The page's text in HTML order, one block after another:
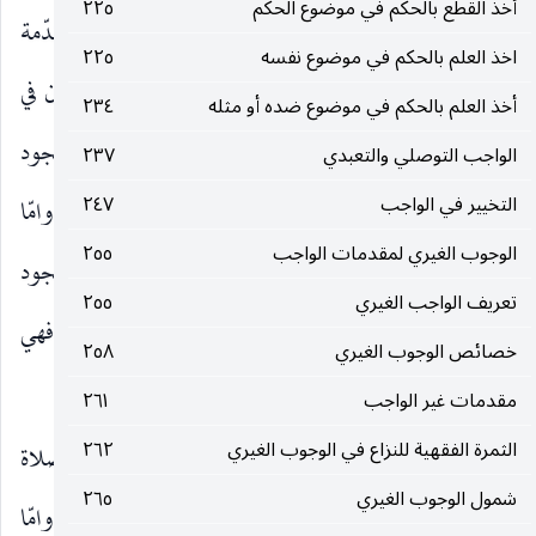
أخذ القطع بالحكم في موضوع الحكم
٢٢٥
اخذ العلم بالحكم في موضوع نفسه
٢٢٥
أخذ العلم بالحكم في موضوع ضده أو مثله
٢٣٤
الواجب التوصلي والتعبدي
٢٣٧
التخيير في الواجب
٢٤٧
الوجوب الغيري لمقدمات الواجب
٢٥٥
تعريف الواجب الغيري
٢٥٥
خصائص الوجوب الغيري
٢٥٨
مقدمات غير الواجب
٢٦١
الثمرة الفقهية للنزاع في الوجوب الغيري
٢٦٢
شمول الوجوب الغيري
٢٦٥
بغسل بعض الاعضاء ومسح اخرى وهو يحصل حتى بالمقدّمة
المحرّمة ، وامّا الاوضاع الخاصّة للصلاة فهي تغاير الكون في
الارض او الثوب المغصوبين حقيقة وماهية ، فحقيقة السجود
مثلا هي وضع المساجد السبعة على الارض وقد حصل ، وامّا
كون الارض أو الثوب مغصوبا فخارج عن حقيقة السجود
وماهيّته بالكلية .. وامّا حركات المصلي من وضع الى آخر فهي
مقدّمات للاوضاع المطلوبة وليست اجزاء من الصلاة.
ثالثا : بناء على الانضمام بين الصلاة والغصب تصحّ الصلاة
بلا كلام وذلك لعدم دخول الغصب في حقيقة الصلاة ، وامّا